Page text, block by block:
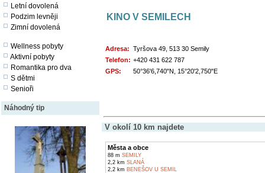
Letní dovolená
Podzim levněji
Zimní dovolená
Wellness pobyty
Aktivní pobyty
Romantika pro dva
S dětmi
Senioři
Náhodný tip
KINO V SEMILECH
Adresa: Tyršova 49, 513 30 Semily
Telefon: +420 431 622 787
GPS:
50°36'6,740"N, 15°20'2,750"E
V okolí 10 km najdete
Města a obce
88 m SEMILY
2,2 km SLANÁ
2,2 km BENEŠOV U SEMIL